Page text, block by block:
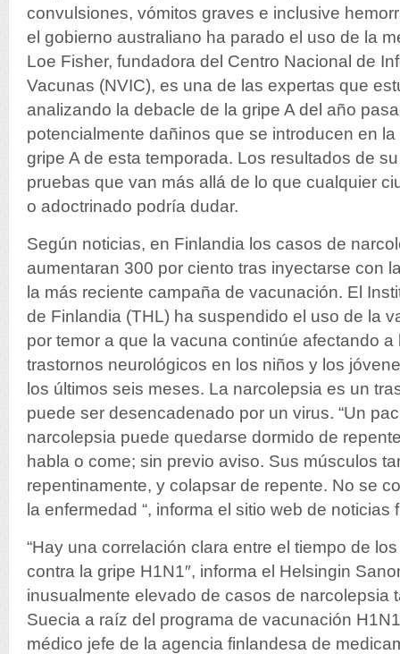
convulsiones, vómitos graves e inclusive
el gobierno australiano ha parado el uso de la
Loe Fisher, fundadora del Centro Nacional de
Vacunas (NVIC), es una de las expertas que
analizando la debacle de la gripe A del año
potencialmente dañinos que se introducen en
gripe A de esta temporada. Los resultados de
pruebas que van más allá de lo que cualquier
o adoctrinado podría dudar.
Según noticias, en Finlandia los casos de
aumentaran 300 por ciento tras inyectarse con
la más reciente campaña de vacunación. El
de Finlandia (THL) ha suspendido el uso de la
por temor a que la vacuna continúe afectando
trastornos neurológicos en los niños y los
los últimos seis meses. La narcolepsia es un
puede ser desencadenado por un virus. “Un
narcolepsia puede quedarse dormido de
habla o come; sin previo aviso. Sus músculos
repentinamente, y colapsar de repente. No se
la enfermedad “, informa el sitio web de noticias
“Hay una correlación clara entre el tiempo de
contra la gripe H1N1″, informa el Helsingin
inusualmente elevado de casos de narcolepsia
Suecia a raíz del programa de vacunación
médico jefe de la agencia finlandesa de